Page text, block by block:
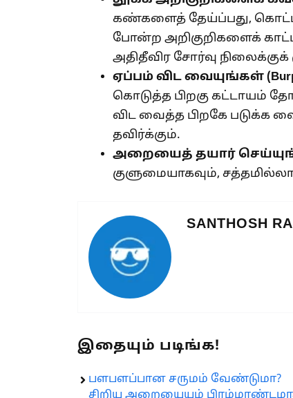
கண்களைத் தேய்ப்பது,
போன்ற அறிகுறிகளைக்
அதிதீவிர சோர்வு
ஏப்பம் விட வையுங்கள் (
கொடுத்த பிறகு கட்டாயம்
விட வைத்த பிறகே
தவிர்க்கும்.
அறையைத் தயார்
குளுமையாகவும்,
SANTHOSH
இதையும் படிங்க!
பளபளப்பான சருமம் வேண்டுமா?